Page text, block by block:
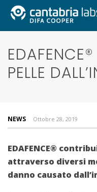
PELLE
NEWS Ottobre 28, 2019
EDAFENCE®
attraverso diversi
danno causato